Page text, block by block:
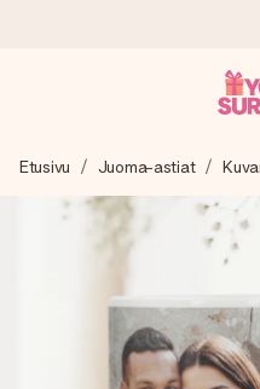
Valmistamme lahjasi
jotta voit antaa sen juuri
merkitystä.
4,8 (+15 000
Lahjamme inspiroivat.
Reviewsissä.
Etusivu Juoma-astiat